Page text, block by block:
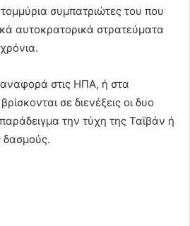
συμπατριώτες του που
αυτοκρατορικά στρατεύματα
στις ΗΠΑ, ή στα
σε διενέξεις οι δυο
την τύχη της Ταϊβάν ή
δασμούς.